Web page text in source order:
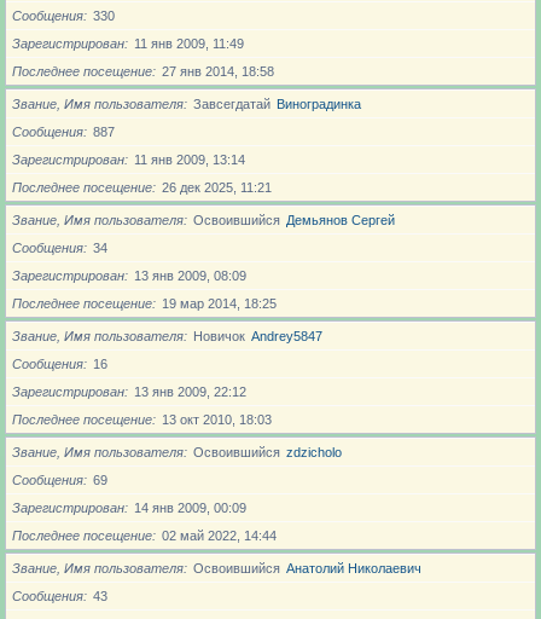
Сообщения
330
Зарегистрирован
11 янв 2009, 11:49
Последнее посещение
27 янв 2014, 18:58
Звание, Имя пользователя Завсегдатай Виноградинка
Сообщения
887
Зарегистрирован
11 янв 2009, 13:14
Последнее посещение
26 дек 2025, 11:21
Звание, Имя пользователя Освоившийся Демьянов Сергей
Сообщения
34
Зарегистрирован
13 янв 2009, 08:09
Последнее посещение
19 мар 2014, 18:25
Звание, Имя пользователя Новичoк Andrey5847
Сообщения
16
Зарегистрирован
13 янв 2009, 22:12
Последнее посещение
13 окт 2010, 18:03
Звание, Имя пользователя Освоившийся zdzicholo
Сообщения
69
Зарегистрирован
14 янв 2009, 00:09
Последнее посещение
02 май 2022, 14:44
Звание, Имя пользователя Освоившийся Анатолий Николаевич
Сообщения
43